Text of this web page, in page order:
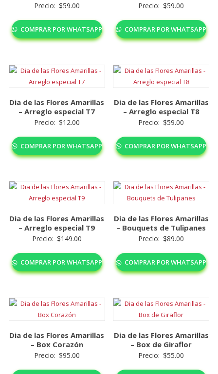
Precio: $59.00
COMPRAR POR WHATSAPP
Precio: $59.00
COMPRAR POR WHATSAPP
Dia de las Flores Amarillas
– Arreglo especial T7
Precio: $12.00
COMPRAR POR WHATSAPP
Dia de las Flores Amarillas
– Arreglo especial T8
Precio: $59.00
COMPRAR POR WHATSAPP
Dia de las Flores Amarillas
– Arreglo especial T9
Precio: $149.00
COMPRAR POR WHATSAPP
Dia de las Flores Amarillas
– Bouquets de Tulipanes
Precio: $89.00
COMPRAR POR WHATSAPP
Dia de las Flores Amarillas
– Box Corazón
Precio: $95.00
Dia de las Flores Amarillas
– Box de Giraflor
Precio: $55.00